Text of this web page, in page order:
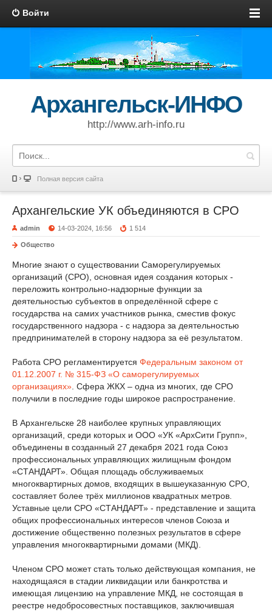
Войти
Архангельск-ИНФО
http://www.arh-info.ru
Полная версия сайта
Архангельские УК объединяются в СРО
admin 14-03-2024, 16:56 1 514
Общество
Многие знают о существовании Саморегулируемых
организаций (СРО), основная идея создания которых -
переложить контрольно-надзорные функции за
деятельностью субъектов в определённой сфере с
государства на самих участников рынка, сместив фокус
государственного надзора - с надзора за деятельностью
предпринимателей в сторону надзора за её результатом.
Работа СРО регламентируется Федеральным законом от
01.12.2007 г. № 315-ФЗ «О саморегулируемых
организациях» . Сфера ЖКХ – одна из многих, где СРО
получили в последние годы широкое распространение.
В Архангельске 28 наиболее крупных управляющих
организаций, среди которых и ООО «УК «АрхСити Групп»,
объединены в созданный 27 декабря 2021 года Союз
профессиональных управляющих жилищным фондом
«СТАНДАРТ». Общая площадь обслуживаемых
многоквартирных домов, входящих в вышеуказанную СРО,
составляет более трёх миллионов квадратных метров.
Уставные цели СРО «СТАНДАРТ» - представление и защита
общих профессиональных интересов членов Союза и
достижение общественно полезных результатов в сфере
управления многоквартирными домами (МКД).
Членом СРО может стать только действующая компания, не
находящаяся в стадии ликвидации или банкротства и
имеющая лицензию на управление МКД, не состоящая в
реестре недобросовестных поставщиков, заключившая